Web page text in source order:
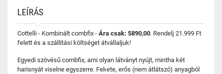
LEÍRÁS
Cottelli - Kombinált combfix - Ára csak: 5890,00. Rendelj 21.999 Ft
felett és a szállítási költséget átvállaljuk!
Egyedi szövésű combfix, ami olyan látványt nyújt, mintha két
harisnyát viselne egyszerre. Fekete, erős (nem átlátszó) anyagból